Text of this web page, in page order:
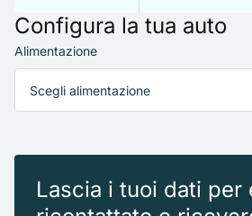
Configura la tua auto
Alimentazione
Lascia i tuoi dati per